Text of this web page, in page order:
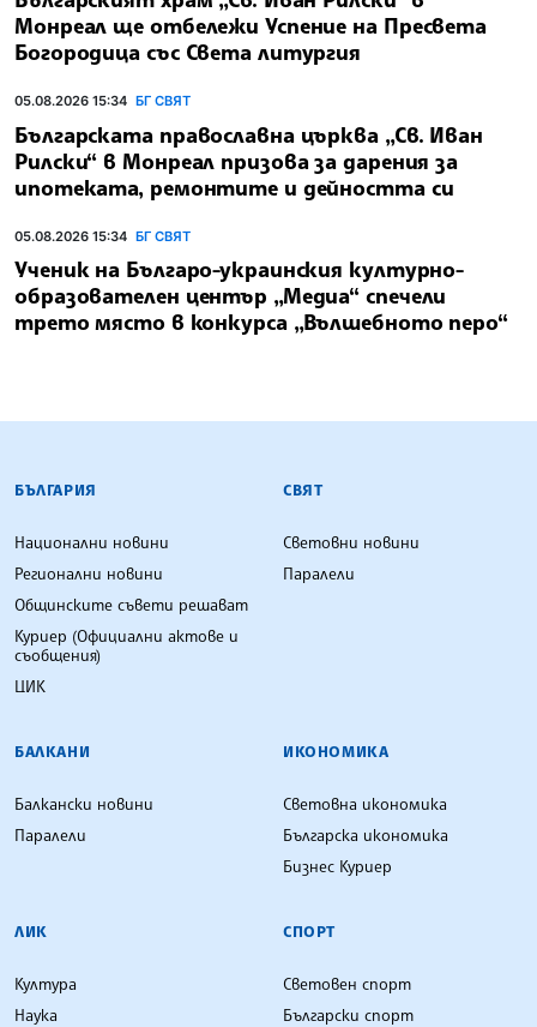
Монреал ще отбележи Успение на Пресвета
Богородица със Света литургия
05.08.2026 15:34 БГ СВЯТ
Българската православна църква „Св. Иван
Рилски“ в Монреал призова за дарения за
ипотеката, ремонтите и дейността си
05.08.2026 15:34 БГ СВЯТ
Ученик на Българо-украинския културно-
образователен център „Медиа“ спечели
трето място в конкурса „Вълшебното перо“
БЪЛГАРСКА ТЕЛЕГРАФНА АГЕНЦИЯ
БЪЛГАРИЯ
Национални новини
Регионални новини
Общинските съвети решават
Куриер (Официални актове и
съобщения)
ЦИК
СВЯТ
Световни новини
Паралели
БАЛКАНИ
Балкански новини
Паралели
ИКОНОМИКА
Световна икономика
Българска икономика
Бизнес Куриер
ЛИК
Култура
Наука
СПОРТ
Световен спорт
Български спорт